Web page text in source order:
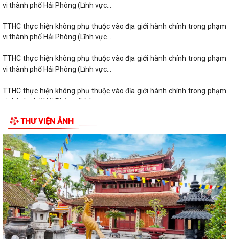
vi thành phố Hải Phòng (Lĩnh vực...
TTHC thực hiện không phụ thuộc vào địa giới hành chính trong phạm
vi thành phố Hải Phòng (Lĩnh vực...
TTHC thực hiện không phụ thuộc vào địa giới hành chính trong phạm
vi thành phố Hải Phòng (Lĩnh vực...
TTHC thực hiện không phụ thuộc vào địa giới hành chính trong phạm
vi thành phố Hải Phòng (Lĩnh vực...
TTHC thực hiện không phụ thuộc vào địa giới hành chính trong phạm
vi thành phố Hải Phòng (Lĩnh vực...
TTHC thực hiện không phụ thuộc vào địa giới hành chính trong phạm
vi thành phố Hải Phòng (Lĩnh vực...
TTHC thực hiện không phụ thuộc vào địa giới hành chính trong phạm
vi thành phố Hải Phòng (Lĩnh vực...
Danh mục Thủ tục hành chính thuộc thẩm quyền giải quyết của Ủy
ban nhân dân xã Quyết Thắng
THƯ VIỆN ẢNH